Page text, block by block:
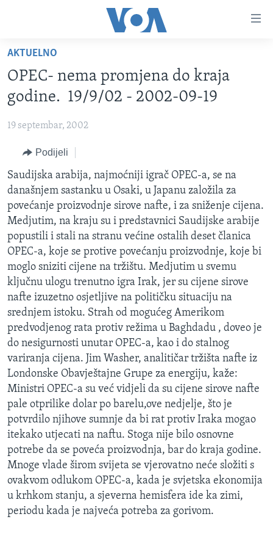
glavni
sadržaj
na
glavnu
navigaciju
pretragu
VIDEO
FOTOGRAFIJE DANA
VIJESTI
SJEDINJENE AMERIČKE DRŽAVE
BOSNA I HERCEGOVINA
SVIJET
NAUKA I TEHNOLOGIJA
SPECIJALNI PROJEKTI
KORUPCIJA
SLOBODA MEDIJA
ŽENSKA STRANA
IZBJEGLIČKA STRANA
MAGAZIN
O GLASU AMERIKE
Learning English
PRATITE NAS
Jezici
AKTUELNO
OPEC- nema promjena do kraja
godine. 19/9/02 - 2002-09-19
19 septembar, 2002
Podijeli
Saudijska arabija, najmoćniji igrač OPEC-a, se na
današnjem sastanku u Osaki, u Japanu založila za
povećanje proizvodnje sirove nafte, i za sniženje cijena.
Medjutim, na kraju su i predstavnici Saudijske arabije
popustili i stali na stranu većine ostalih deset članica
OPEC-a, koje se protive povećanju proizvodnje, koje bi
moglo sniziti cijene na tržištu. Medjutim u svemu
ključnu ulogu trenutno igra Irak, jer su cijene sirove
nafte izuzetno osjetljive na političku situaciju na
srednjem istoku. Strah od mogućeg Amerikom
predvodjenog rata protiv režima u Baghdadu , doveo je
do nesigurnosti unutar OPEC-a, kao i do stalnog
variranja cijena. Jim Washer, analitičar tržišta nafte iz
Londonske Obavještajne Grupe za energiju, kaže:
Ministri OPEC-a su već vidjeli da su cijene sirove nafte
pale otprilike dolar po barelu,ove nedjelje, što je
potvrdilo njihove sumnje da bi rat protiv Iraka mogao
itekako utjecati na naftu. Stoga nije bilo osnovne
potrebe da se poveća proizvodnja, bar do kraja godine.
Mnoge vlade širom svijeta se vjerovatno neće složiti s
ovakvom odlukom OPEC-a, kada je svjetska ekonomija
u krhkom stanju, a sjeverna hemisfera ide ka zimi,
periodu kada je najveća potreba za gorivom.